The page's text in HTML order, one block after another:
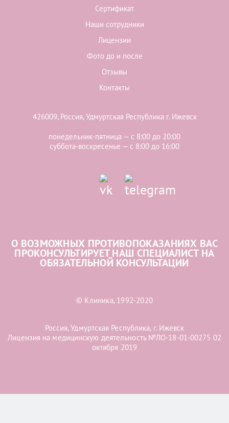
Сертификат
Наши сотрудники
Лицензии
Фото до и после
Отзывы
Контакты
426009, Россия, Удмуртская Республика г. Ижевск
понедельник-пятница — с 8:00 до 20:00
суббота-воскресенье — с 8:00 до 16:00
О ВОЗМОЖНЫХ ПРОТИВОПОКАЗАНИЯХ ВАС
ПРОКОНСУЛЬТИРУЕТ НАШ СПЕЦИАЛИСТ НА
ОБЯЗАТЕЛЬНОЙ КОНСУЛЬТАЦИИ
© Клиника, 1992-2020
Россия, Удмуртская Республика, г. Ижевск
Лицензия на медицинскую деятельность №ЛО-18-01-00275 02
октября 2019